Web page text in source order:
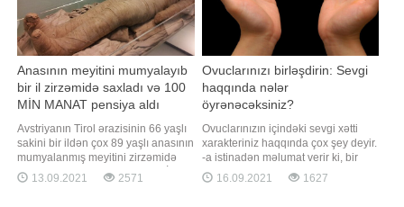
Anasının meyitini mumyalayıb
bir il zirzəmidə saxladı və 100
MİN MANAT pensiya aldı
Avstriyanın Tirol ərazisinin 66 yaşlı
sakini bir ildən çox 89 yaşlı anasının
mumyalanmış meyitini zirzəmidə
saxlayaraq, pensiyasını alıb. BİG.AZ
xəbər verir ki, bu barədə "BBC
13.09.2021 2571
Ovuclarınızı birləşdirin: Sevgi
haqqında nələr
öyrənəcəksiniz?
Ovuclarınızın içindəki sevgi xətti
xarakteriniz haqqında çox şey deyir.
-a istinadən məlumat verir ki, bir
insanın əlləri o insan haqqında çox
şey deyə bilər. Bu, uzun müddətdir
16.09.2021 1627